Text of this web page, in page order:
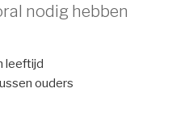
nodig hebben
leeftijd
ouders